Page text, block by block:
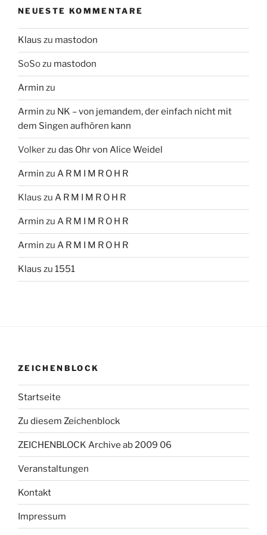
NEUESTE KOMMENTARE
Klaus zu mastodon
SoSozu mastodon
Armin zu
Armin zu NK – von jemandem, der einfach nicht mit
dem Singen aufhören kann
Volkerzu das Ohr von Alice Weidel
Armin zu A R M I M R O H R
Klaus zu A R M I M R O H R
Armin zu A R M I M R O H R
Armin zu A R M I M R O H R
Klaus zu 1551
ZEICHENBLOCK
Startseite
Zu diesem Zeichenblock
ZEICHENBLOCK Archive ab 2009 06
Veranstaltungen
Kontakt
Impressum